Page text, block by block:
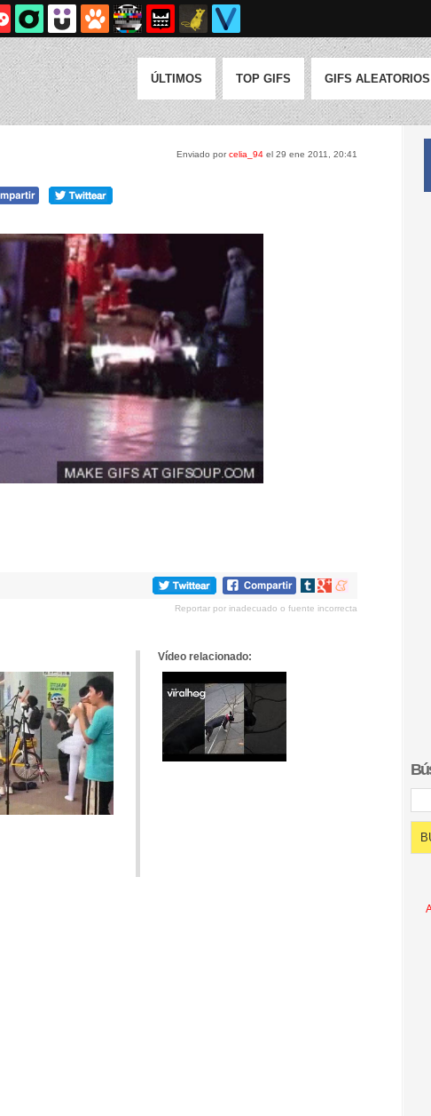
ÚLTIMOS TOP GIFS GIFS ALEATORIOS
Enviado porcelia_94 el 29 ene 2011, 20:41
Compartir
tumblr
Compartir
Google+
Compartir
meneame
Reportar por inadecuado o fuente incorrecta
Vídeo relacionado: